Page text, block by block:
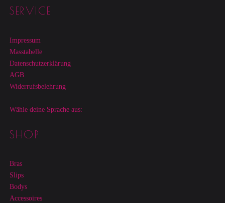
Footer sidebar
SERVICE
Impressum
Masstabelle
Datenschutzerklärung
AGB
Widerrufsbelehrung
Wähle deine Sprache aus:
SHOP
Bras
Slips
Bodys
Accessoires